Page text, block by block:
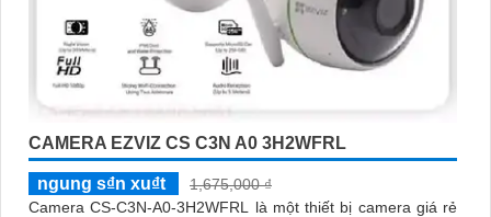
CAMERA EZVIZ CS C3N A0 3H2WFRL
ngung s₫n xu₫t
1,675,000 ₫
Camera CS-C3N-A0-3H2WFRL là một thiết bị camera giá rẻ